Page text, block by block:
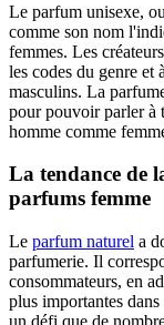
Le parfum unisexe, ou
comme son nom
femmes. Les
les codes du genre et
masculins. La
pour pouvoir parler à
homme comme
La tendance de
parfums femme
Le parfum naturel a
parfumerie. Il
consommateurs, en
plus importantes
un défi que de